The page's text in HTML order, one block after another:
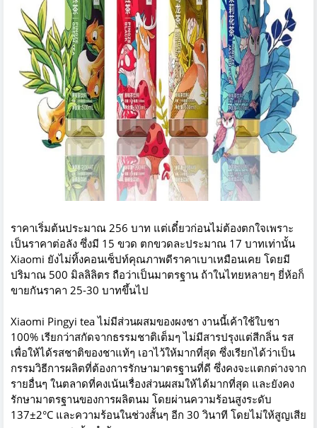
ราคาเริ่มต้นประมาณ 256 บาท แต่เดี๋ยวก่อนไม่ต้องตกใจเพราะ
เป็นราคาต่อลัง ซึ่งมี 15 ขวด ตกขวดละประมาณ 17 บาทเท่านั้น
Xiaomi ยังไม่ทิ้งคอนเซ็ปท์คุณภาพดีราคาเบาเหมือนเคย โดยมี
ปริมาณ 500 มิลลิลิตร ถือว่าเป็นมาตรฐาน ถ้าในไทยหลายๆ ยี่ห้อก็
ขายกันราคา 25-30 บาทขึ้นไป
Xiaomi Pingyi tea ไม่มีส่วนผสมของผงชา งานนี้เค้าใช้ใบชา
100% เรียกว่าสกัดจากธรรมชาติเต็มๆ ไม่มีสารปรุงแต่สีกลิ่น รส
เพื่อให้ได้รสชาติของชาแท้ๆ เอาไว้ให้มากที่สุด ซึ่งเรียกได้ว่าเป็น
กรรมวิธีการผลิตที่ต้องการรักษามาตรฐานที่ดี ซึ่งคงจะแตกต่างจาก
รายอื่นๆ ในตลาดที่คงเน้นเรื่องส่วนผสมให้ได้มากที่สุด และยังคง
รักษามาตรฐานของการผลิตนม โดยผ่านความร้อนสูงระดับ
137±2°C และความร้อนในช่วงสั้นๆ อีก 30 วินาที โดยไม่ให้สูญเสีย